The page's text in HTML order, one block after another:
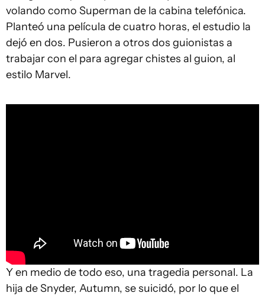
volando como Superman de la cabina telefónica.
Planteó una película de cuatro horas, el estudio la
dejó en dos. Pusieron a otros dos guionistas a
trabajar con el para agregar chistes al guion, al
estilo Marvel.
Y en medio de todo eso, una tragedia personal. La
hija de Snyder, Autumn, se suicidó, por lo que el